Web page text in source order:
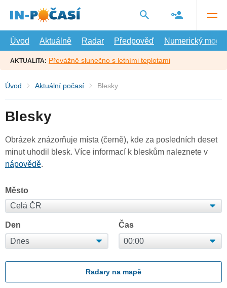
hlavní
Úvod
Aktuálně Radar Předpověď Numerický model
AKTUALITA: Převážně slunečno s letními teplotami
Úvod Aktuální počasí Blesky
Blesky
Obrázek znázorňuje místa (černě), kde za posledních deset
minut uhodil blesk. Více informací k bleskům naleznete v
nápovědě.
Město
Den Čas
Radary na mapě